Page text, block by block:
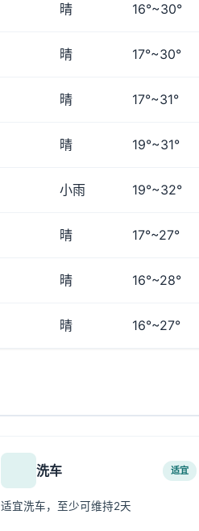
晴 16°~30°
晴 17°~30°
晴 17°~31°
晴 19°~31°
小雨 19°~32°
晴 17°~27°
晴 16°~28°
晴 16°~27°
洗车 适宜
适宜洗车，至少可维持2天